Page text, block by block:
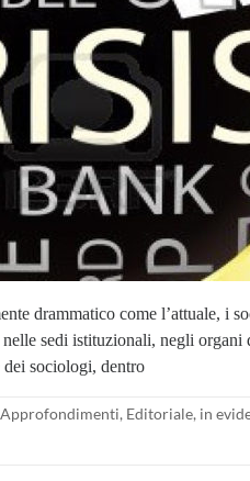
drammatico come l’attuale, i
sedi istituzionali, negli
sociologi, dentro
Approfondimenti, Editoriale, in